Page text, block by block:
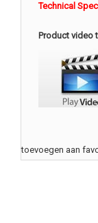
Technical
Product video
toevoegen aan